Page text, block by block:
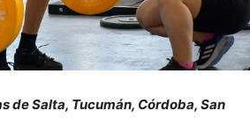
de Salta, Tucumán, Córdoba, San